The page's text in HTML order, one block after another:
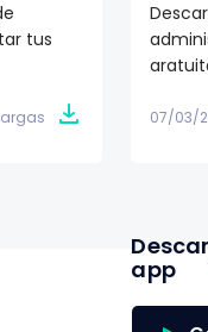
tus
07/03/
app